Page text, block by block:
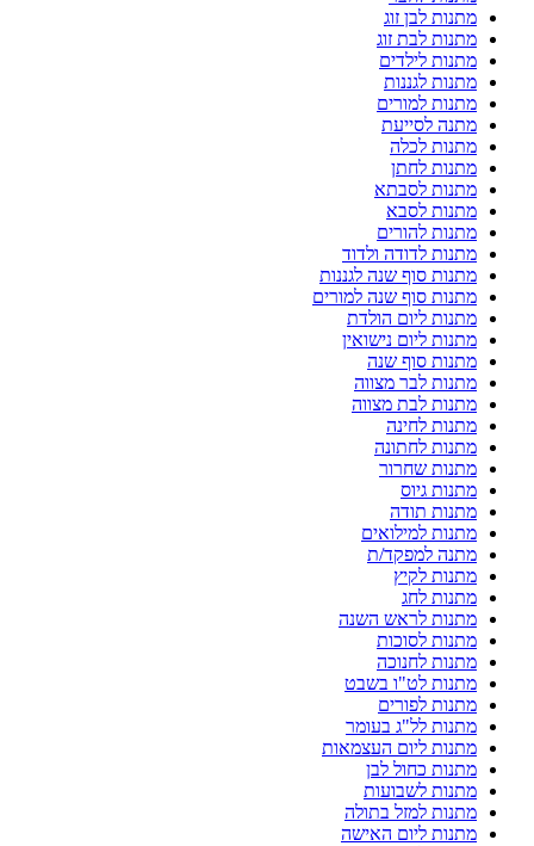
מתנות לבן זוג
מתנות לבת זוג
מתנות לילדים
מתנות לגננות
מתנות למורים
מתנה לסייעת
מתנות לכלה
מתנות לחתן
מתנות לסבתא
מתנות לסבא
מתנות להורים
מתנות לדודה ולדוד
מתנות סוף שנה לגננות
מתנות סוף שנה למורים
מתנות ליום הולדת
מתנות ליום נישואין
מתנות סוף שנה
מתנות לבר מצווה
מתנות לבת מצווה
מתנות לחינה
מתנות לחתונה
מתנות שחרור
מתנות גיוס
מתנות תודה
מתנות למילואים
מתנה למפקד/ת
מתנות לקיץ
מתנות לחג
מתנות לראש השנה
מתנות לסוכות
מתנות לחנוכה
מתנות לט"ו בשבט
מתנות לפורים
מתנות לל"ג בעומר
מתנות ליום העצמאות
מתנות כחול לבן
מתנות לשבועות
מתנות למזל בתולה
מתנות ליום האישה